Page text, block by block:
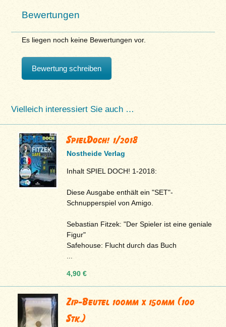
Bewertungen
Es liegen noch keine Bewertungen vor.
Bewertung schreiben
Vielleich interessiert Sie auch …
SpielDoch! 1/2018
Nostheide Verlag
Inhalt SPIEL DOCH! 1-2018:
Diese Ausgabe enthält ein "SET"-
Schnupperspiel von Amigo.
Sebastian Fitzek: "Der Spieler ist eine geniale
Figur"
Safehouse: Flucht durch das Buch
4,90 €
Zip-Beutel 100mm x 150mm (100
Stk.)